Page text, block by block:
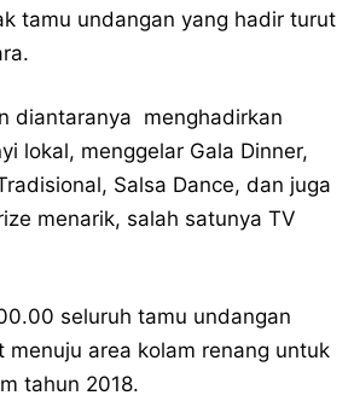
tamu undangan yang hadir turut
diantaranya menghadirkan
lokal, menggelar Gala Dinner,
Salsa Dance, dan juga
menarik, salah satunya TV
seluruh tamu undangan
menuju area kolam renang untuk
tahun 2018.